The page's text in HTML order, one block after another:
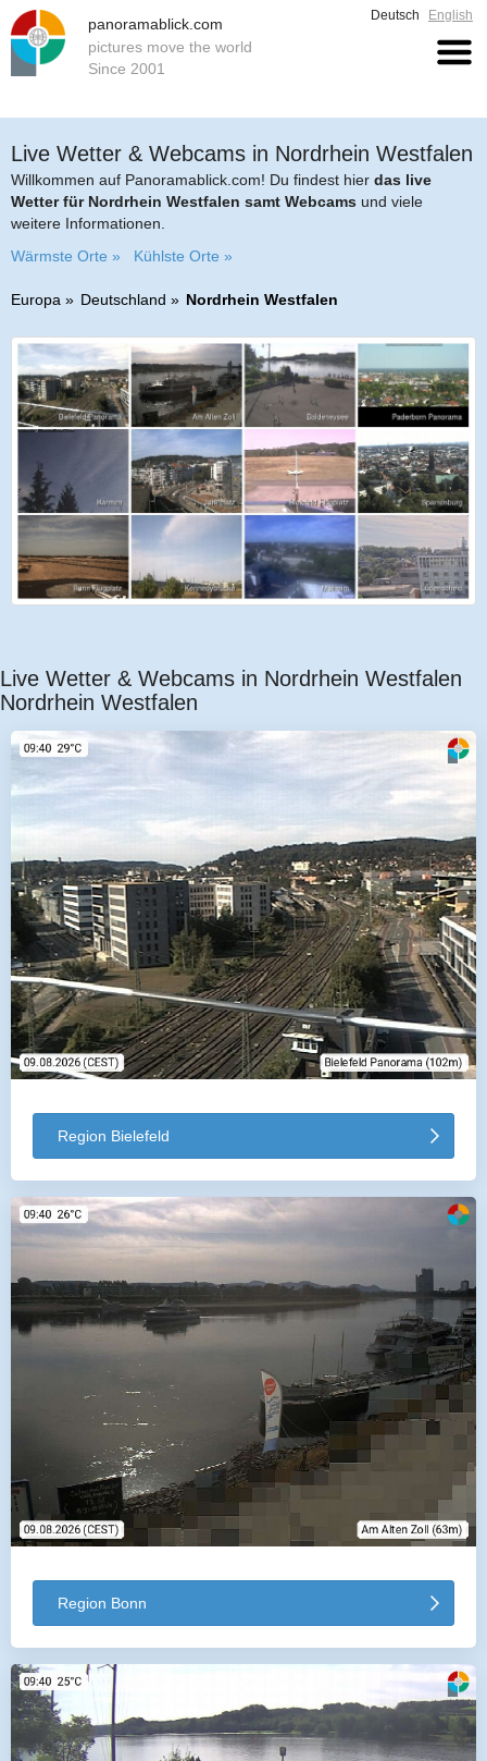
panoramablick.com
pictures move the world
Since 2001
Deutsch English
Live Wetter & Webcams in Nordrhein Westfalen
Willkommen auf Panoramablick.com! Du findest hier das live
Wetter für Nordrhein Westfalen samt Webcams und viele
weitere Informationen.
Wärmste Orte »
Kühlste Orte »
Europa Deutschland Nordrhein Westfalen
Live Wetter & Webcams in Nordrhein Westfalen
Nordrhein Westfalen
Region Bielefeld
Region Bonn